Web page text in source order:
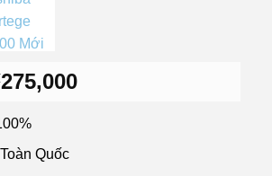
275,000Giá
Quốc